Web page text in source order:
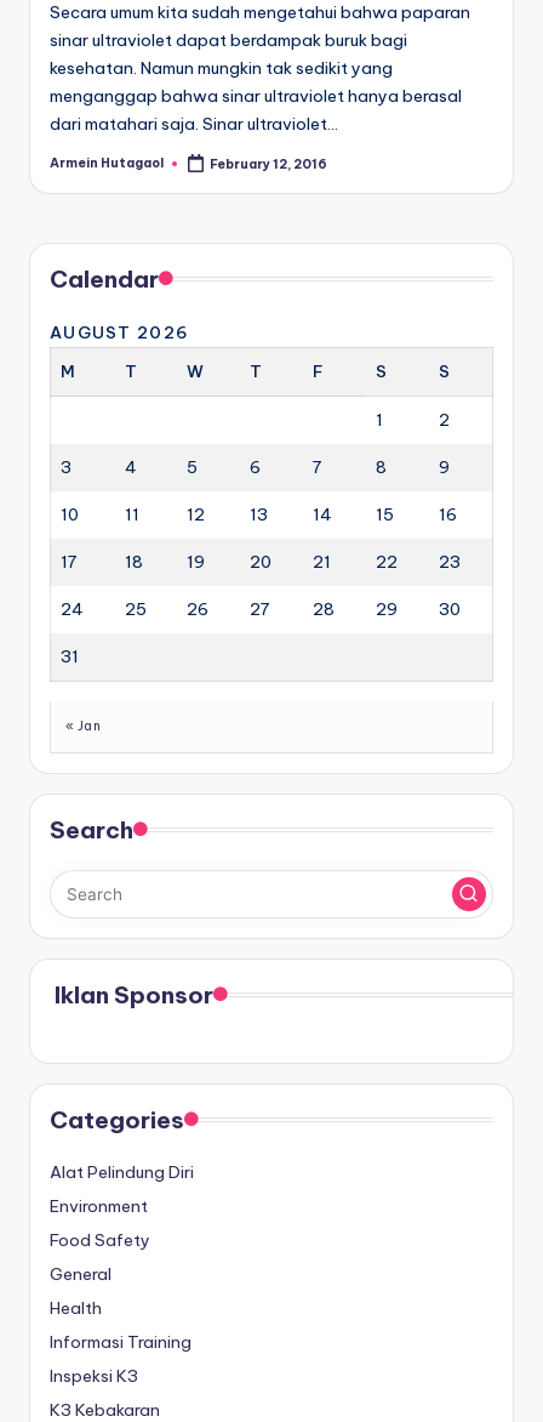
Secara umum kita sudah mengetahui bahwa paparan
sinar ultraviolet dapat berdampak buruk bagi
kesehatan. Namun mungkin tak sedikit yang
menganggap bahwa sinar ultraviolet hanya berasal
dari matahari saja. Sinar ultraviolet…
Posted
Armein Hutagaol February 12, 2016
Calendar
AUGUST 2026
M
T W T F S S
1 2
3 4 5 6 7 8 9
10 11 12 13 14 15 16
17 18 19 20 21 22 23
24 25 26 27 28 29 30
31
« Jan
Search
Iklan Sponsor
Categories
Alat Pelindung Diri
Environment
Food Safety
General
Health
Informasi Training
Inspeksi K3
K3 Kebakaran